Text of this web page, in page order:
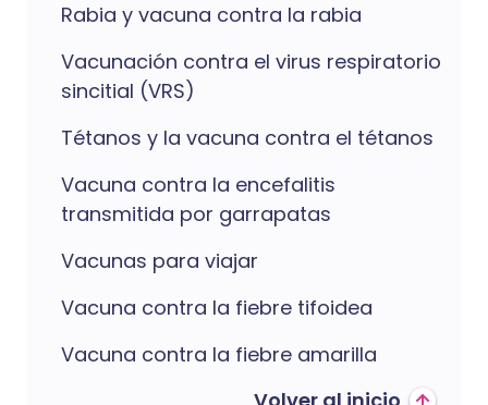
Rabia y vacuna contra la rabia
Vacunación contra el virus respiratorio
sincitial (VRS)
Tétanos y la vacuna contra el tétanos
Vacuna contra la encefalitis
transmitida por garrapatas
Vacunas para viajar
Vacuna contra la fiebre tifoidea
Vacuna contra la fiebre amarilla